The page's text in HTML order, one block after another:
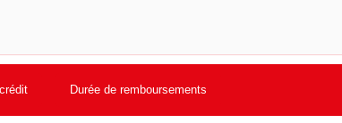
Durée de remboursements